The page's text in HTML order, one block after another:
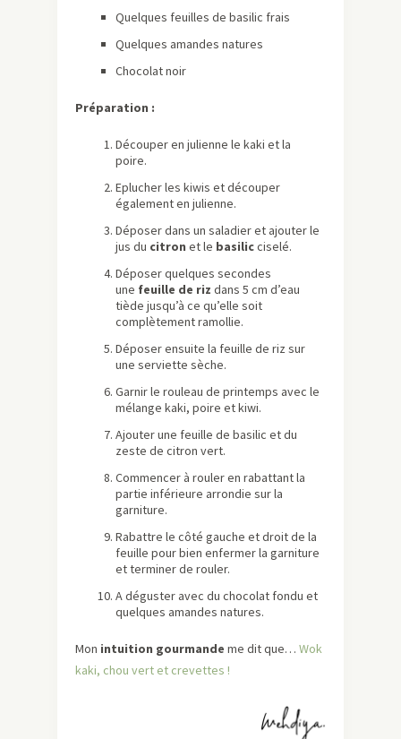
Quelques feuilles de basilic frais
Quelques amandes natures
Chocolat noir
Préparation :
Découper en julienne le kaki et la
poire.
Eplucher les kiwis et découper
également en julienne.
Déposer dans un saladier et ajouter le
jus du citron et le basilicciselé.
Déposer quelques secondes
une feuille de riz dans 5 cm d’eau
tiède jusqu’à ce qu’elle soit
complètement ramollie.
Déposer ensuite la feuille de riz sur
une serviette sèche.
Garnir le rouleau de printemps avec le
mélange kaki, poire et kiwi.
Ajouter une feuille de basilic et du
zeste de citron vert.
Commencer à rouler en rabattant la
partie inférieure arrondie sur la
garniture.
Rabattre le côté gauche et droit de la
feuille pour bien enfermer la garniture
et terminer de rouler.
A déguster avec du chocolat fondu et
quelques amandes natures.
Mon intuition gourmande me dit que… Wok
kaki, chou vert et crevettes !